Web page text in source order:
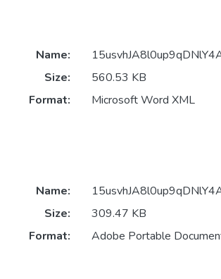
Name:
Size:
560.53 KB
Format:
Microsoft Word XML
Name:
Size:
309.47 KB
Format:
Adobe Portable